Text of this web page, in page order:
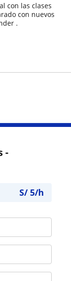
con las clases
con nuevos
.
-
S/5/h